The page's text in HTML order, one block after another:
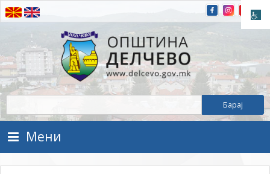
Прескокнете на содржината
Општина Делчево
Општина Делчево
Мени